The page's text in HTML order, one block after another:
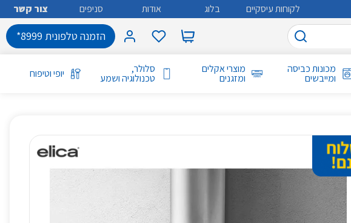
לקוחות עיסקיים בלוג אודות סניפים צור קשר
הזמנה טלפונית 8999*
מכונות כביסה
ומייבשים
מוצרי אקלים
ומזגנים
סלולר,
טכנולוגיה ושמע יופי וטיפוח